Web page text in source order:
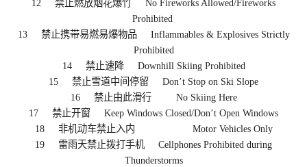
12 禁止燃放烟花爆竹 No Fireworks Allowed/Fireworks
Prohibited
13 禁止携带易燃易爆物品 Inflammables & Explosives Strictly
Prohibited
14 禁止速降 Downhill Skiing Prohibited
15 禁止雪道中间停留 Don’t Stop on Ski Slope
16 禁止由此滑行 No Skiing Here
17 禁止开窗 Keep Windows Closed/Don’t Open Windows
18 非机动车禁止入内 Motor Vehicles Only
19 雷雨天禁止拨打手机 Cellphones Prohibited during
Thunderstorms